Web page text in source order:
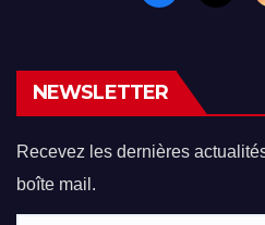
NEWSLETTER
Recevez les dernières
boîte mail.